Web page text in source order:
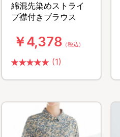
綿混先染めストライ
プ襟付きブラウス
￥4,378 （税込）
(1)